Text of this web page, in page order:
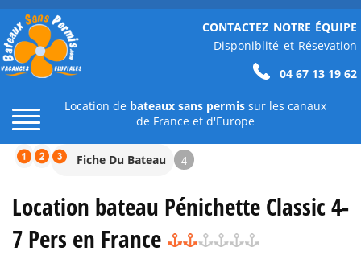
CONTACTEZ NOTRE ÉQUIPE
Disponiblité et Résevation
04 67 13 19 62
Location de bateaux sans permis sur les canaux
de France et d'Europe
Fiche Du Bateau 4
Location bateau Pénichette Classic 4-
7 Pers en France